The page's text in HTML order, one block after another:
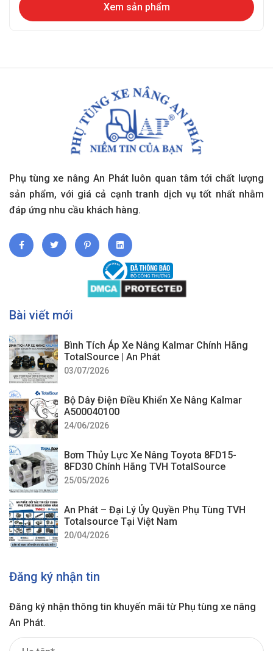
Xem sản phẩm
Phụ tùng xe nâng An Phát luôn quan tâm tới chất lượng
sản phẩm, với giá cả cạnh tranh dịch vụ tốt nhất nhằm
đáp ứng nhu cầu khách hàng.
Bài viết mới
Bình Tích Áp Xe Nâng Kalmar Chính Hãng
TotalSource | An Phát
03/07/2026
Bộ Dây Điện Điều Khiển Xe Nâng Kalmar
A500040100
24/06/2026
Bơm Thủy Lực Xe Nâng Toyota 8FD15-
8FD30 Chính Hãng TVH TotalSource
25/05/2026
An Phát – Đại Lý Ủy Quyền Phụ Tùng TVH
Totalsource Tại Việt Nam
20/04/2026
Đăng ký nhận tin
Đăng ký nhận thông tin khuyến mãi từ Phụ tùng xe nâng
An Phát.